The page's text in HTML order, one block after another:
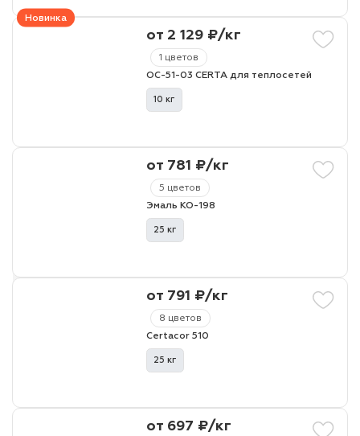
Новинка
1 цветов
от 2 129 ₽/кг
ОС-51-03 CERTA для теплосетей
10 кг
5 цветов
от 781 ₽/кг
Эмаль КО-198
25 кг
8 цветов
от 791 ₽/кг
Certacor 510
25 кг
от 697 ₽/кг